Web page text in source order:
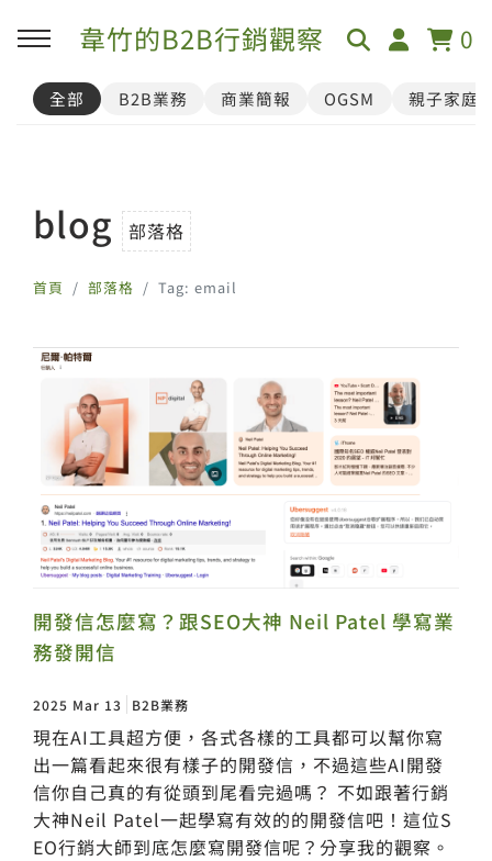
韋竹的B2B行銷觀察 0
全部 B2B業務 商業簡報 OGSM 親子家庭
blog 部落格
首頁 部落格 Tag: email
開發信怎麼寫？跟SEO大神 Neil Patel 學寫業
務發開信
2025 Mar 13 B2B業務
現在AI工具超方便，各式各樣的工具都可以幫你寫
出一篇看起來很有樣子的開發信，不過這些AI開發
信你自己真的有從頭到尾看完過嗎？ 不如跟著行銷
大神Neil Patel一起學寫有效的的開發信吧！這位S
EO行銷大師到底怎麼寫開發信呢？分享我的觀察。